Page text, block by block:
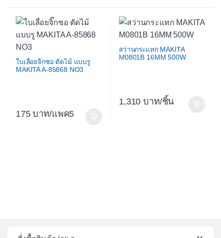
ใบเลื่อยจิ๊กซอ ตัดไม้ แบบรู
MAKITA A-85868 NO3
175 /แพค5
สว่านกระแทก MAKITA
M0801B 16MM 500W
1,310 /ชิ้น